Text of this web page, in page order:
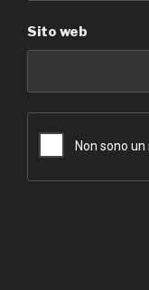
Sito web